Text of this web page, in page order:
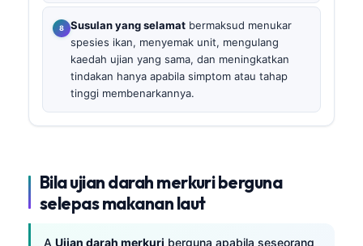
Susulan yang selamat bermaksud menukar
spesies ikan, menyemak unit, mengulang
kaedah ujian yang sama, dan meningkatkan
tindakan hanya apabila simptom atau tahap
tinggi membenarkannya.
Bila ujian darah merkuri berguna
selepas makanan laut
A Ujian darah merkuri berguna apabila seseorang